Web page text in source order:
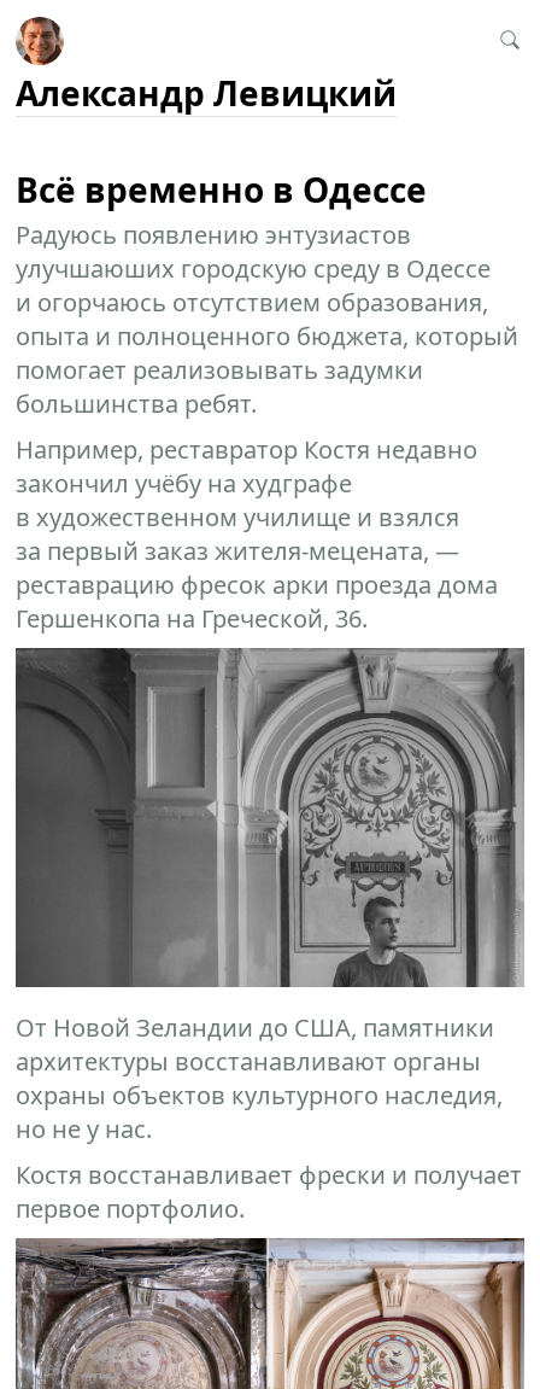
Александр Левицкий
Всё временно в Одессе
Радуюсь появлению энтузиастов
улучшаюших городскую среду в Одессе
и огорчаюсь отсутствием образования,
опыта и полноценного бюджета, который
помогает реализовывать задумки
большинства ребят.
Например, реставратор Костя недавно
закончил учёбу на худграфе
в художественном училище и взялся
за первый заказ жителя-мецената, —
реставрацию фресок арки проезда дома
Гершенкопа на Греческой, 36.
От Новой Зеландии до США, памятники
архитектуры восстанавливают органы
охраны объектов культурного наследия,
но не у нас.
Костя восстанавливает фрески и получает
первое портфолио.